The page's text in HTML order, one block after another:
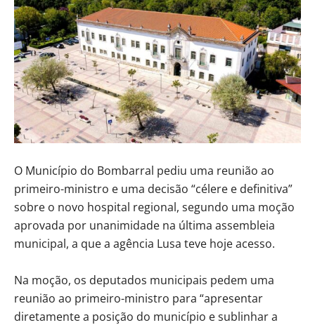
O Município do Bombarral pediu uma reunião ao
primeiro-ministro e uma decisão “célere e definitiva”
sobre o novo hospital regional, segundo uma moção
aprovada por unanimidade na última assembleia
municipal, a que a agência Lusa teve hoje acesso.
Na moção, os deputados municipais pedem uma
reunião ao primeiro-ministro para “apresentar
diretamente a posição do município e sublinhar a